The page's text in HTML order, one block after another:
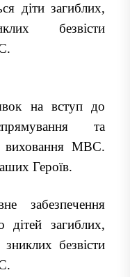
діти загиблих,
безвісти
на вступ до
та
виховання МВС.
Героїв.
забезпечення
дітей загиблих,
безвісти